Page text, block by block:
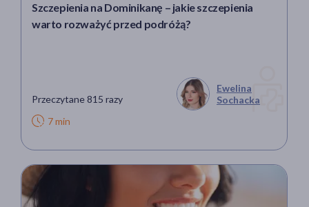
Szczepienia na Dominikanę – jakie szczepienia
warto rozważyć przed podróżą?
Przeczytane 815 razy
7 min
Ewelina
Sochacka